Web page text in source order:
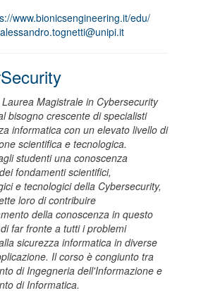
www.bionicsengineering.it/edu/
alessandro.tognetti@unipi.it
Magistrale in Cybersecurity
bisogno crescente di specialisti
informatica con un elevato livello di
scientifica e tecnologica.
studenti una conoscenza
fondamenti scientifici,
e tecnologici della Cybersecurity,
loro di contribuire
della conoscenza in questo
far fronte a tutti i problemi
sicurezza informatica in diverse
Il corso è congiunto tra
di Ingegneria dell'Informazione e
di Informatica.